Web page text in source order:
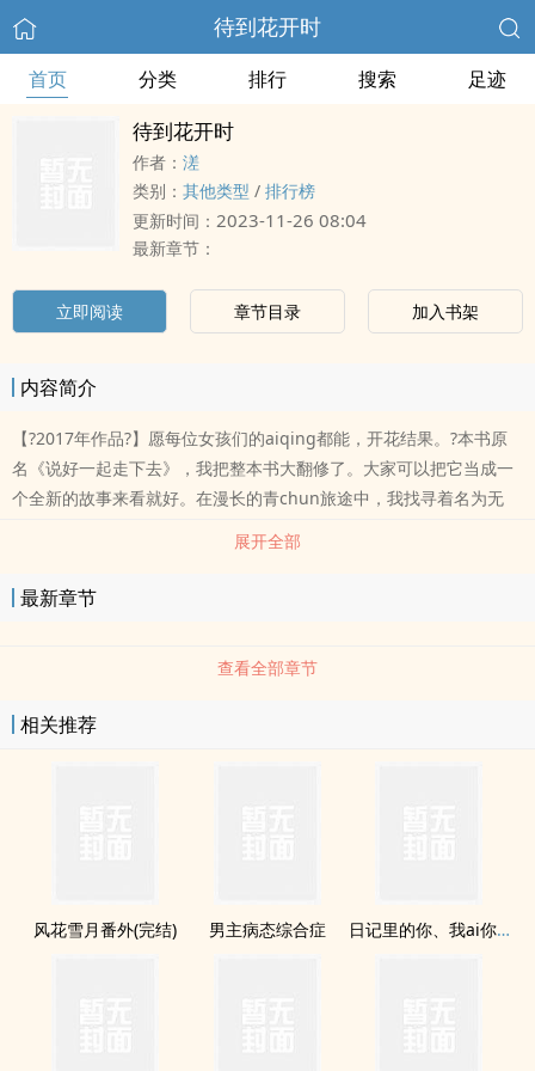
待到花开时
首页 分类 排行 搜索 足迹
待到花开时
作者： 溠
类别： 其他类型 / 排行榜
更新时间： 2023-11-26 08:04
最新章节：
立即阅读 章节目录 加入书架
内容简介
【?2017年作品?】愿每位女孩们的aiqing都能，开花结果。?本书原
名《说好一起走下去》，我把整本书大翻修了。大家可以把它当成一
个全新的故事来看就好。在漫长的青chun旅途中，我找寻着名为无
憾、无惧的光。而你眼底倒映的星光，闪耀了我的世界，更闪耀了我
的青chun。方映岑总搞不懂莫允澈。他眼里若有似无的悲伤、他一次
一次的出手相救、他那无意间liulou出的温柔，让她渐渐的，从讨
中，她没有想像中那幺理智。只要看见他的笑颜，似乎一切的辛苦都
次的花开，我能jian决的说：我不后悔。粉专??天涯海角（浅涯）闲
展开全部
最新章节
查看全部章节
相关推荐
风花雪月番外(完结) 男主病态综合症 日记里的你、我ai你。